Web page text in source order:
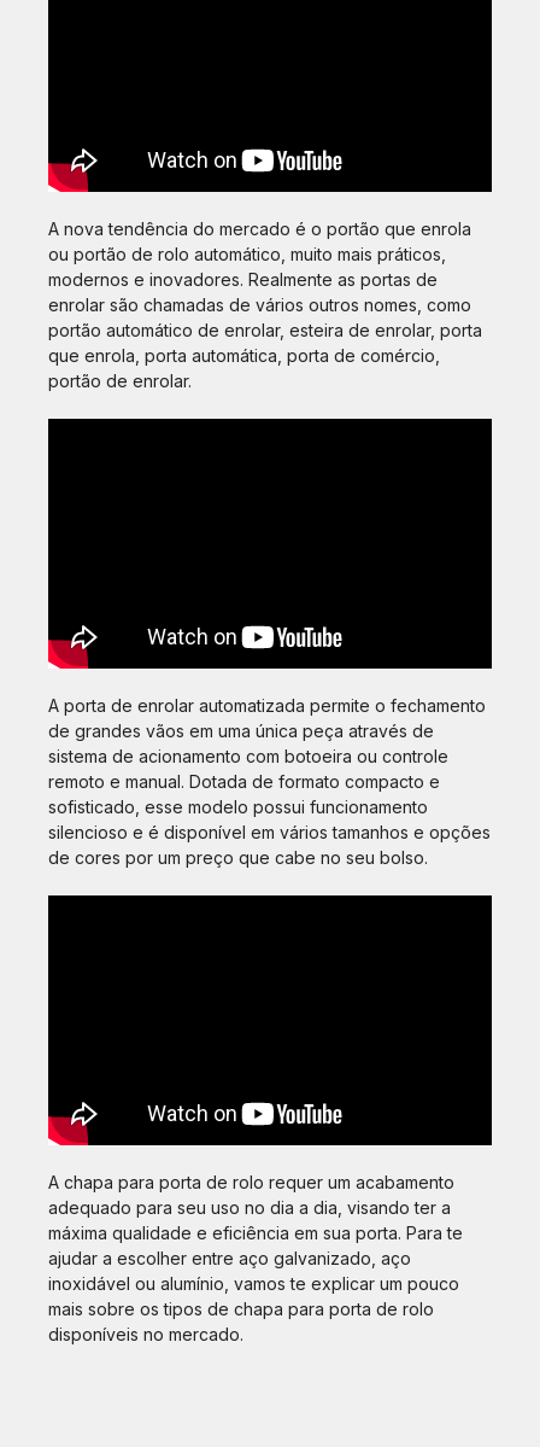
A nova tendência do mercado é o portão que enrola
ou portão de rolo automático, muito mais práticos,
modernos e inovadores. Realmente as portas de
enrolar são chamadas de vários outros nomes, como
portão automático de enrolar, esteira de enrolar, porta
que enrola, porta automática, porta de comércio,
portão de enrolar.
A porta de enrolar automatizada permite o fechamento
de grandes vãos em uma única peça através de
sistema de acionamento com botoeira ou controle
remoto e manual. Dotada de formato compacto e
sofisticado, esse modelo possui funcionamento
silencioso e é disponível em vários tamanhos e opções
de cores por um preço que cabe no seu bolso.
A chapa para porta de rolo requer um acabamento
adequado para seu uso no dia a dia, visando ter a
máxima qualidade e eficiência em sua porta. Para te
ajudar a escolher entre aço galvanizado, aço
inoxidável ou alumínio, vamos te explicar um pouco
mais sobre os tipos de chapa para porta de rolo
disponíveis no mercado.